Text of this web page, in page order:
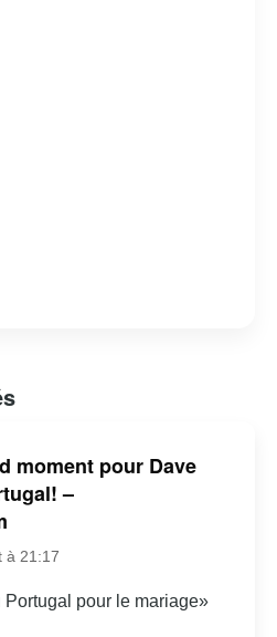
moment pour Dave
–
à 21:17
pour le mariage»